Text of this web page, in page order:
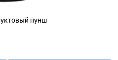
пунш